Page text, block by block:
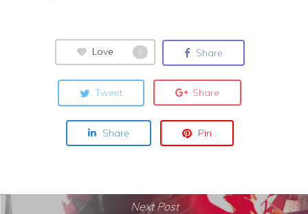
Love 3 Share
Tweet Share
Share Pin
Next Post